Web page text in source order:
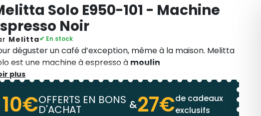
Solo E950-101 - Machine
Noir
Melitta✔ En stock
déguster un café d’exception, même à la maison. Melitta
est une machine à espresso à moulin
ultrasilencieux
au
pourrez choisir en toute simplicité l'intensitéde votre
et lalongueur en tasse.
La température sera
plus
10€OFFERTS EN BONS
D'ACHAT &27€de cadeaux
exclusifs